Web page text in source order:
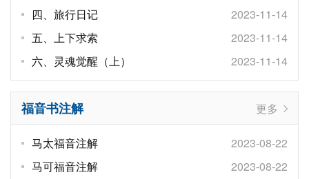
四、旅行日记
2023-11-14
五、上下求索
2023-11-14
六、灵魂觉醒（上）
2023-11-14
福音书注解 更多
马太福音注解
2023-08-22
马可福音注解
2023-08-22